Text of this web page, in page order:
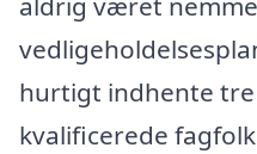
hurtigt indhente
kvalificerede